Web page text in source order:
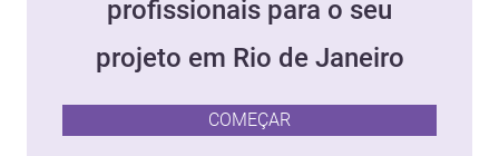
profissionais para o seu
projeto em Rio de Janeiro
COMEÇAR